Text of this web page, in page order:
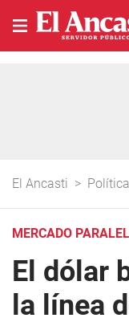
El Ancasti >
MERCADO
El dólar
la línea